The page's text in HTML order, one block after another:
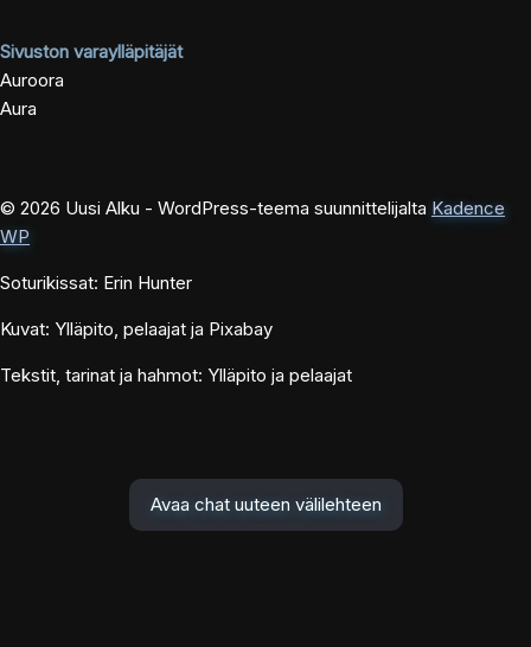
Sivuston varaylläpitäjät
Auroora
Aura
© 2026 Uusi Alku - WordPress-teema suunnittelijalta Kadence
WP
Soturikissat: Erin Hunter
Kuvat: Ylläpito, pelaajat ja Pixabay
Tekstit, tarinat ja hahmot: Ylläpito ja pelaajat
Avaa chat uuteen välilehteen